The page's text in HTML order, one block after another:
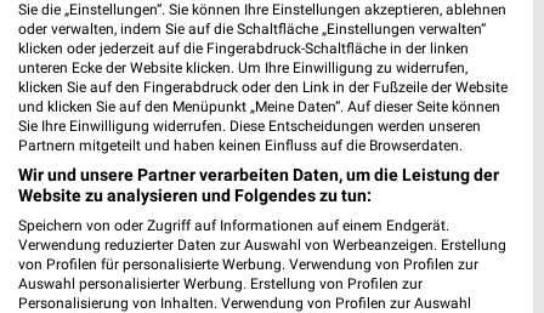
2,9 km
Food
Noch heute gültig
2,9 km
NonFood
Noch heute gültig
METRO GALERIA Markthalle
Sie die „Einstellungen“. Sie können Ihre Einstellungen akzeptieren, ablehnen
oder verwalten, indem Sie auf die Schaltfläche „Einstellungen verwalten“
klicken oder jederzeit auf die Fingerabdruck-Schaltfläche in der linken
unteren Ecke der Website klicken. Um Ihre Einwilligung zu widerrufen,
klicken Sie auf den Fingerabdruck oder den Link in der Fußzeile der Website
und klicken Sie auf den Menüpunkt „Meine Daten“. Auf dieser Seite können
Sie Ihre Einwilligung widerrufen. Diese Entscheidungen werden unseren
Partnern mitgeteilt und haben keinen Einfluss auf die Browserdaten.
Wir und unsere Partner verarbeiten Daten, um die Leistung der
Website zu analysieren und Folgendes zu tun:
Speichern von oder Zugriff auf Informationen auf einem Endgerät.
Verwendung reduzierter Daten zur Auswahl von Werbeanzeigen. Erstellung
von Profilen für personalisierte Werbung. Verwendung von Profilen zur
Auswahl personalisierter Werbung. Erstellung von Profilen zur
Personalisierung von Inhalten. Verwendung von Profilen zur Auswahl